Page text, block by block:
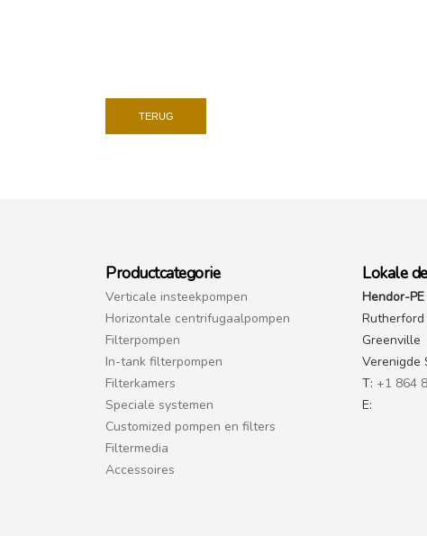
TERUG
Productcategorie
Verticale insteekpompen
Horizontale centrifugaalpompen
Filterpompen
In-tank filterpompen
Filterkamers
Speciale systemen
Customized pompen en filters
Filtermedia
Accessoires
Lokale
Hendor-
Rutherford
Greenville
Verenigde
T: +1 864
E: